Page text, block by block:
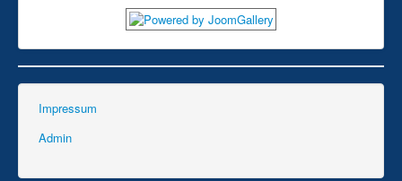
Impressum
Admin